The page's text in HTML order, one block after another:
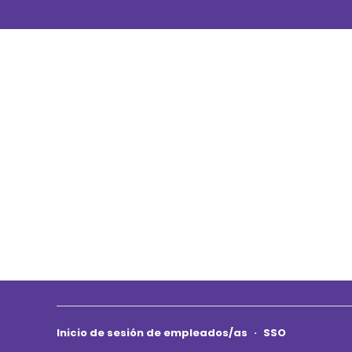
Inicio de sesión de empleados/as · SSO